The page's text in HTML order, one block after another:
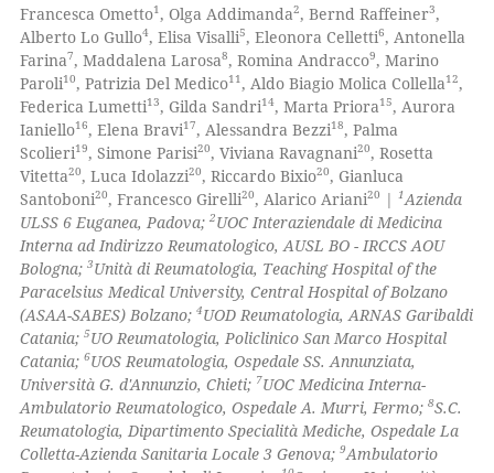
Francesca Ometto1, Olga Addimanda2, Bernd Raffeiner3,
Alberto Lo Gullo4, Elisa Visalli5, Eleonora Celletti6, Antonella
Farina7, Maddalena Larosa8, Romina Andracco9, Marino
Paroli10, Patrizia Del Medico11, Aldo Biagio Molica Collella12,
Federica Lumetti13, Gilda Sandri14, Marta Priora15, Aurora
Ianiello16, Elena Bravi17, Alessandra Bezzi18, Palma
Scolieri19, Simone Parisi20, Viviana Ravagnani20, Rosetta
Vitetta20, Luca Idolazzi20, Riccardo Bixio20, Gianluca
Santoboni20, Francesco Girelli20, Alarico Ariani20 | 1Azienda
ULSS 6 Euganea, Padova;2UOC Interaziendale di Medicina
Interna ad Indirizzo Reumatologico, AUSL BO - IRCCS AOU
Bologna;3Unità di Reumatologia, Teaching Hospital of the
Paracelsius Medical University, Central Hospital of Bolzano
(ASAA-SABES) Bolzano;4UOD Reumatologia, ARNAS Garibaldi
Catania;5UO Reumatologia, Policlinico San Marco Hospital
Catania;6UOS Reumatologia, Ospedale SS. Annunziata,
Università G. d'Annunzio, Chieti; 7UOC Medicina Interna-
Ambulatorio Reumatologico, Ospedale A. Murri, Fermo;8S.C.
Reumatologia, Dipartimento Specialità Mediche, Ospedale La
Colletta-Azienda Sanitaria Locale 3 Genova;9Ambulatorio